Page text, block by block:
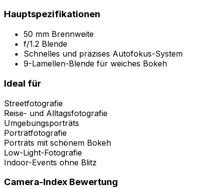
Hauptspezifikationen
50 mm Brennweite
f/1.2 Blende
Schnelles und präzises Autofokus-System
9-Lamellen-Blende für weiches Bokeh
Ideal für
Streetfotografie
Reise- und Alltagsfotografie
Umgebungsporträts
Porträtfotografie
Porträts mit schönem Bokeh
Low-Light-Fotografie
Indoor-Events ohne Blitz
Camera-Index Bewertung